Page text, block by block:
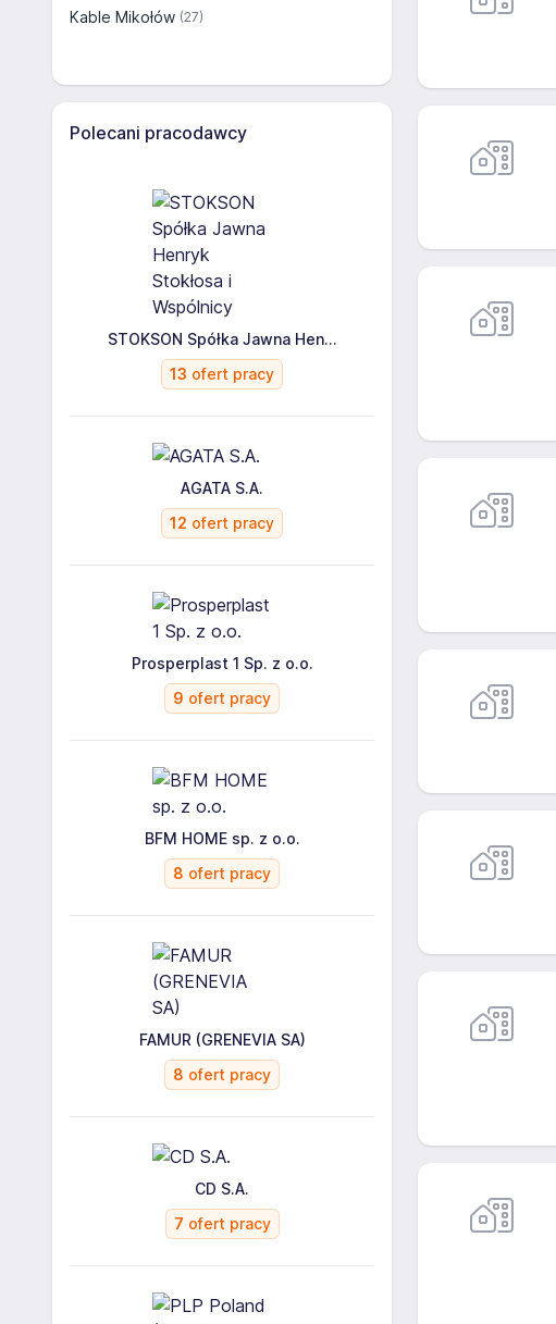
Kable Mikołów (27)
Polecani pracodawcy
STOKSON Spółka Jawna Hen...
13 ofert pracy
AGATA S.A.
12 ofert pracy
Prosperplast 1 Sp. z o.o.
9 ofert pracy
BFM HOME sp. z o.o.
8 ofert pracy
FAMUR (GRENEVIA SA)
8 ofert pracy
CD S.A.
7 ofert pracy